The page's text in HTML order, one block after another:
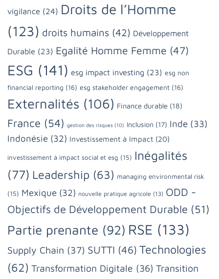
vigilance (24) Droits de l’Homme
(123) droits humains (42) Développement
Durable (23) Egalité Homme Femme (47)
ESG (141) esg impact investing (23) esg non
financial reporting (16) esg stakeholder engagement (16)
Externalités (106) Finance durable (18)
France (54) gestion des risques (10) Inclusion (17) Inde (33)
Indonésie (32) Investissement à Impact (20)
investissement à impact social et esg (15) Inégalités
(77) Leadership (63) managing environmental risk
(15) Mexique (32) nouvelle pratique agricole (13) ODD -
Objectifs de Développement Durable (51)
Partie prenante (92) RSE (133)
Supply Chain (37) SUTTI (46) Technologies
(62) Transformation Digitale (36) Transition